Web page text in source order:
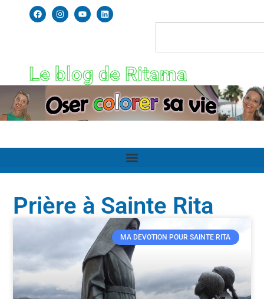
Le blog de Ritama
Prière à Sainte Rita
MA DEVOTION POUR SAINTE RITA